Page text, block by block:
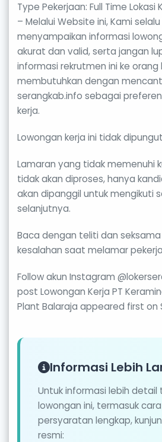
Type Pekerjaan: Full Time Lokasi
– Melalui Website ini, Kami
menyampaikan informasi
akurat dan valid, serta jangan
informasi rekrutmen ini ke orang
membutuhkan dengan
serangkab.info sebagai
kerja.
Lowongan kerja ini tidak
Lamaran yang tidak memenuhi
tidak akan diproses, hanya
akan dipanggil untuk mengikuti
selanjutnya.
Baca dengan teliti dan
kesalahan saat melamar
Follow akun Instagram
post Lowongan Kerja PT
Plant Balaraja appeared first on
Informasi Lebih
Untuk informasi lebih
lowongan ini, termasuk
persyaratan lengkap,
resmi: